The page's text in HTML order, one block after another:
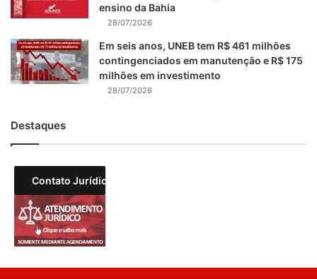
ensino da Bahia
28/07/2026
Em seis anos, UNEB tem R$ 461 milhões
contingenciados em manutenção e R$ 175
milhões em investimento
28/07/2026
Destaques
Contato Jurídico